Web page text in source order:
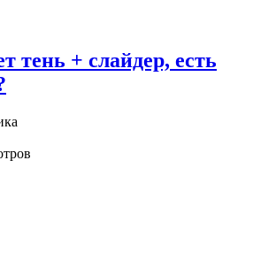
тень + слайдер, есть